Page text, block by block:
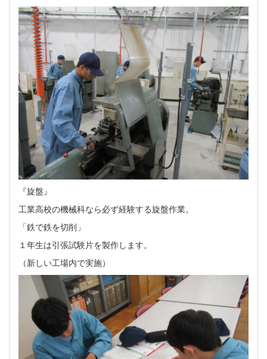
『旋盤』
工業高校の機械科なら必ず経験する旋盤作業。
「鉄で鉄を切削」
１年生は引張試験片を製作します。
（新しい工場内で実施）